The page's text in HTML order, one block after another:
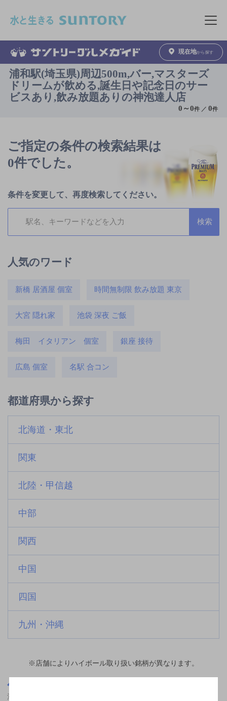
メニュ
現在地から探す
浦和駅(埼玉県)周辺500m,バー,マスターズ
ドリームが飲める,誕生日や記念日のサー
ビスあり,飲み放題ありの神泡達人店
0 ～0件 ／0件
ご指定の条件の検索結果は
0件でした。
条件を変更して、再度検索してください。
人気のワード
新橋 居酒屋 個室 時間無制限 飲み放題 東京
大宮 隠れ家 池袋 深夜 ご飯
梅田 イタリアン 個室 銀座 接待
広島 個室 名駅 合コン
都道府県から探す
北海道・東北
関東
北陸・甲信越
中部
関西
中国
四国
九州・沖縄
※店舗によりハイボール取り扱い銘柄が異なります。
浦和駅(埼玉県)周辺500m,バー,マスターズドリームが飲める,誕生日